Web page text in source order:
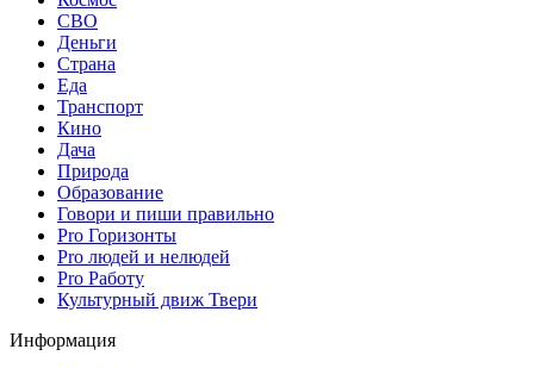
СВО
Деньги
Страна
Еда
Транспорт
Кино
Дача
Природа
Образование
Говори и пиши правильно
Pro Горизонты
Pro людей и нелюдей
Pro Работу
Культурный движ Твери
Информация